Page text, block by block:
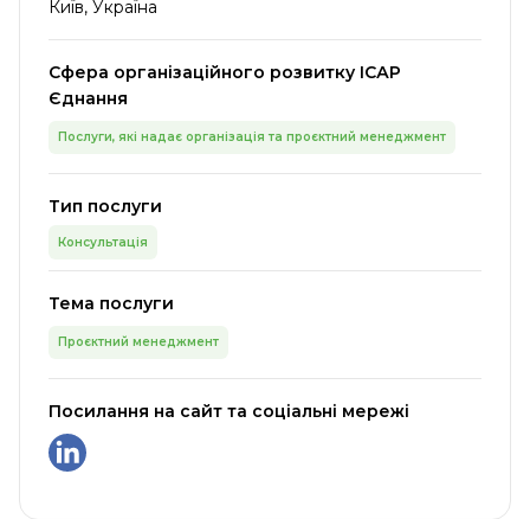
Київ, Україна
Сфера організаційного розвитку ІСАР
Єднання
Послуги, які надає організація та проєктний менеджмент
Тип послуги
Консультація
Тема послуги
Проєктний менеджмент
Посилання на сайт та соціальні мережі